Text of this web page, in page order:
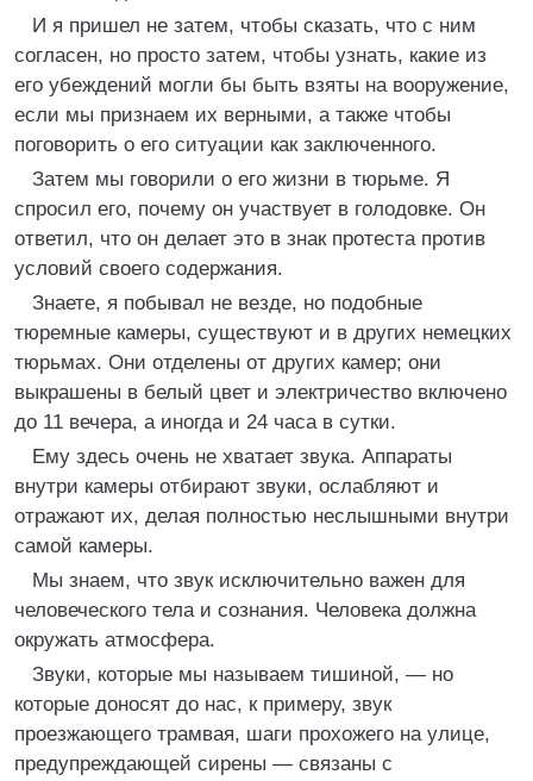
И я пришел не затем, чтобы сказать, что с ним
согласен, но просто затем, чтобы узнать, какие из
его убеждений могли бы быть взяты на вооружение,
если мы признаем их верными, а также чтобы
поговорить о его ситуации как заключенного.
Затем мы говорили о его жизни в тюрьме. Я
спросил его, почему он участвует в голодовке. Он
ответил, что он делает это в знак протеста против
условий своего содержания.
Знаете, я побывал не везде, но подобные
тюремные камеры, существуют и в других немецких
тюрьмах. Они отделены от других камер; они
выкрашены в белый цвет и электричество включено
до 11 вечера, а иногда и 24 часа в сутки.
Ему здесь очень не хватает звука. Аппараты
внутри камеры отбирают звуки, ослабляют и
отражают их, делая полностью неслышными внутри
самой камеры.
Мы знаем, что звук исключительно важен для
человеческого тела и сознания. Человека должна
окружать атмосфера.
Звуки, которые мы называем тишиной, — но
которые доносят до нас, к примеру, звук
проезжающего трамвая, шаги прохожего на улице,
предупреждающей сирены — связаны с